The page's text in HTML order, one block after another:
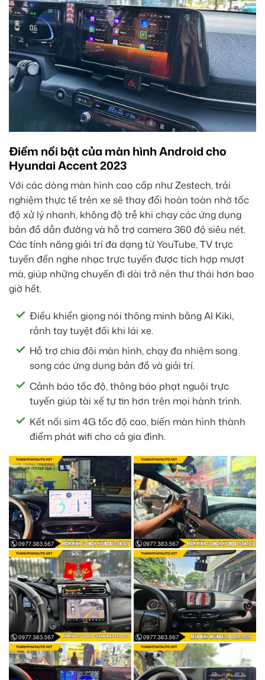
Điểm nổi bật của màn hình Android cho
Hyundai Accent 2023
Với các dòng màn hình cao cấp như Zestech, trải
nghiệm thực tế trên xe sẽ thay đổi hoàn toàn nhờ tốc
độ xử lý nhanh, không độ trễ khi chạy các ứng dụng
bản đồ dẫn đường và hỗ trợ camera 360 độ siêu nét.
Các tính năng giải trí đa dạng từ YouTube, TV trực
tuyến đến nghe nhạc trực tuyến được tích hợp mượt
mà, giúp những chuyến đi dài trở nên thư thái hơn bao
giờ hết.
Điều khiển giọng nói thông minh bằng AI Kiki,
rảnh tay tuyệt đối khi lái xe.
Hỗ trợ chia đôi màn hình, chạy đa nhiệm song
song các ứng dụng bản đồ và giải trí.
Cảnh báo tốc độ, thông báo phạt nguội trực
tuyến giúp tài xế tự tin hơn trên mọi hành trình.
Kết nối sim 4G tốc độ cao, biến màn hình thành
điểm phát wifi cho cả gia đình.